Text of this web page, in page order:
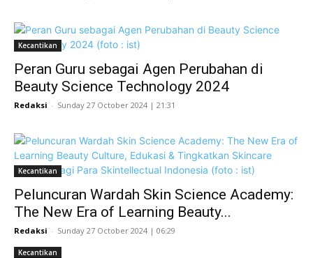
Kecantikan
Peran Guru sebagai Agen Perubahan di
Beauty Science Technology 2024
Redaksi - Sunday 27 October 2024 | 21:31
Kecantikan
Peluncuran Wardah Skin Science Academy:
The New Era of Learning Beauty...
Redaksi - Sunday 27 October 2024 | 06:29
Kecantikan